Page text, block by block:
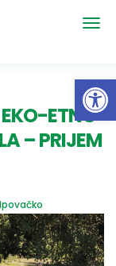
ETNO
– PRIJEM